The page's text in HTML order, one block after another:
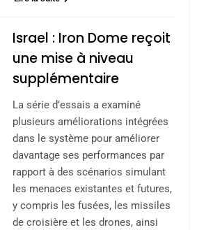
Israel : Iron Dome reçoit
une mise à niveau
supplémentaire
La série d’essais a examiné
plusieurs améliorations intégrées
dans le système pour améliorer
davantage ses performances par
rapport à des scénarios simulant
les menaces existantes et futures,
y compris les fusées, les missiles
de croisière et les drones, ainsi